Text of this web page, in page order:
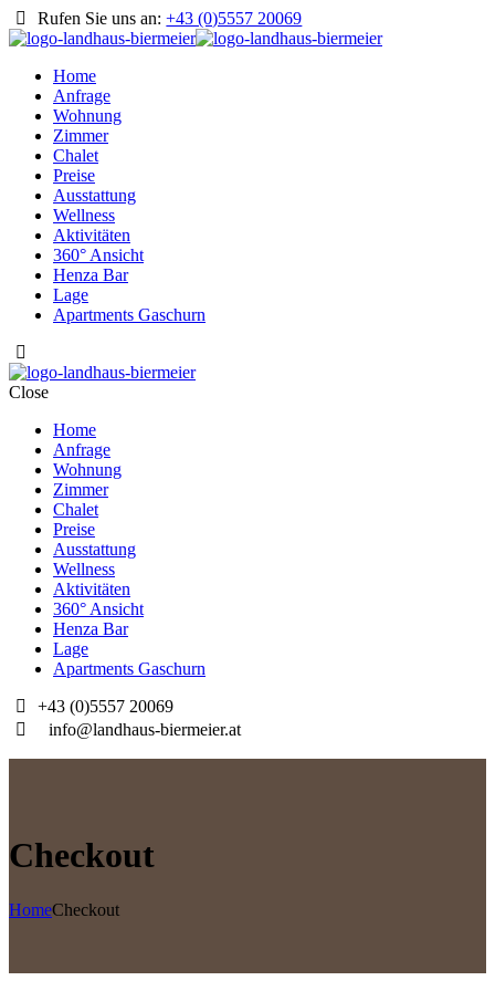
Rufen Sie uns an: +43 (0)5557 20069
Home
Anfrage
Wohnung
Zimmer
Chalet
Preise
Ausstattung
Wellness
Aktivitäten
360° Ansicht
Henza Bar
Lage
Apartments Gaschurn
Close
Home
Anfrage
Wohnung
Zimmer
Chalet
Preise
Ausstattung
Wellness
Aktivitäten
360° Ansicht
Henza Bar
Lage
Apartments Gaschurn
+43 (0)5557 20069
info@landhaus-biermeier.at
Checkout
HomeCheckout